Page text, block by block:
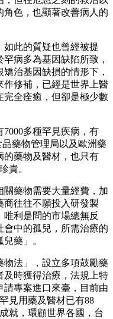
角色，也顯著改善病人的
如此的質疑也曾經被提
病多為基因缺陷所致，
治基因缺損的情形下，
作修補，已經是世界上醫
全痊癒，但卻是極少數
多種罕見疾病，有
藥物管理局以及歐洲藥
的藥物及醫材，也只有
貴。
藥物需要大量經費，加
商往往不願投入研發製
利是問的市場總無反
會中的孤兒，所需治療的
藥」。
物法」，設立多項鼓勵藥
及時獲得治療，法規上特
專案進口來臺，目前由
見用藥及醫材已有88
就，環顧世界各國，台